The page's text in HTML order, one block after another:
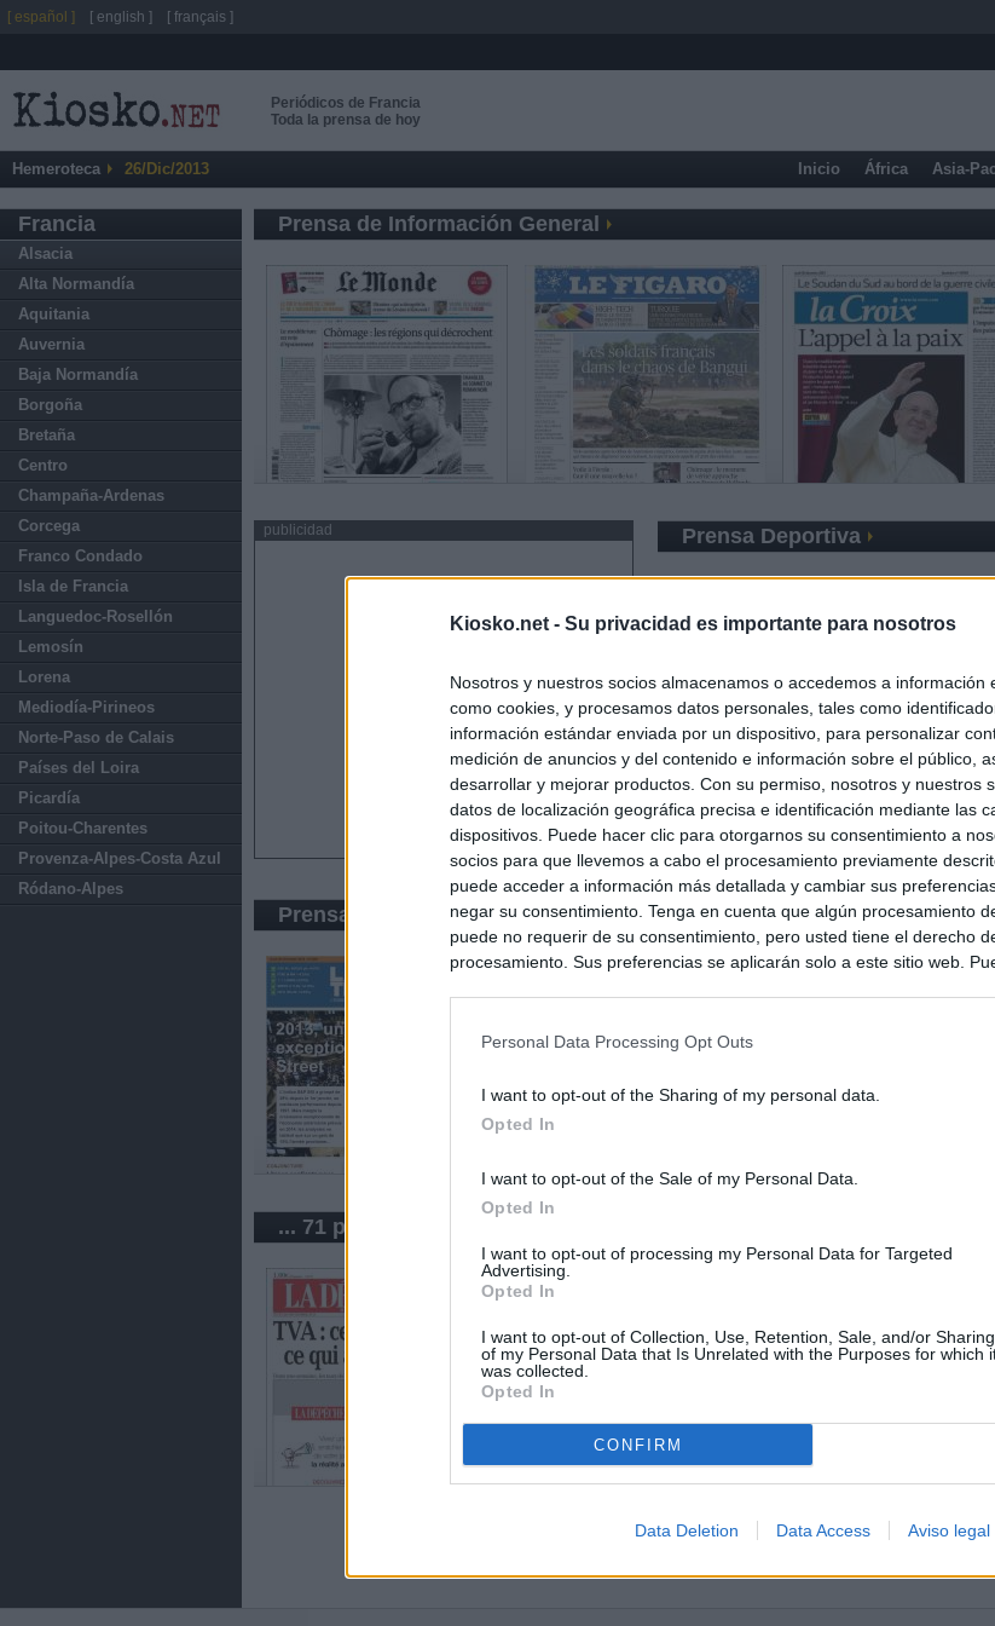
Kiosko.net - Su privacidad es importante para nosotros
Nosotros y nuestros socios almacenamos o accedemos a información
como cookies, y procesamos datos personales, tales como
información estándar enviada por un dispositivo, para personalizar
medición de anuncios y del contenido e información sobre el público,
desarrollar y mejorar productos. Con su permiso, nosotros y nuestros
datos de localización geográfica precisa e identificación mediante las
dispositivos. Puede hacer clic para otorgarnos su consentimiento a
socios para que llevemos a cabo el procesamiento previamente
puede acceder a información más detallada y cambiar sus
negar su consentimiento. Tenga en cuenta que algún procesamiento
puede no requerir de su consentimiento, pero usted tiene el derecho
procesamiento. Sus preferencias se aplicarán solo a este sitio web.
Personal Data Processing Opt Outs
I want to opt-out of the Sharing of my personal data.
Opted In
I want to opt-out of the Sale of my Personal Data.
Opted In
I want to opt-out of processing my Personal Data for Targeted
Advertising.
Opted In
I want to opt-out of Collection, Use, Retention, Sale, and/or Sharing
of my Personal Data that Is Unrelated with the Purposes for which
was collected.
Opted In
CONFIRM
Data Deletion Data Access Aviso legal
Periódicos de Francia
Toda la prensa de hoy
Hemeroteca 26/Dic/2013 Inicio África Asia-
Francia
Alsacia
Alta Normandía
Aquitania
Auvernia
Baja Normandía
Borgoña
Bretaña
Centro
Champaña-Ardenas
Corcega
Franco Condado
Isla de Francia
Languedoc-Rosellón
Lemosín
Lorena
Mediodía-Pirineos
Norte-Paso de Calais
Países del Loira
Picardía
Poitou-Charentes
Provenza-Alpes-Costa Azul
Ródano-Alpes
Prensa de Información General
publicidad Prensa Deportiva
Prensa Económica
... 71 periódicos de Francia
[ español ] [ english ] [ français ]